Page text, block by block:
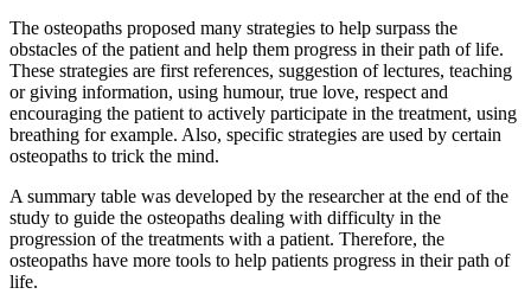
The osteopaths proposed many strategies to help surpass the
obstacles of the patient and help them progress in their path of life.
These strategies are first references, suggestion of lectures, teaching
or giving information, using humour, true love, respect and
encouraging the patient to actively participate in the treatment, using
breathing for example. Also, specific strategies are used by certain
osteopaths to trick the mind.
A summary table was developed by the researcher at the end of the
study to guide the osteopaths dealing with difficulty in the
progression of the treatments with a patient. Therefore, the
osteopaths have more tools to help patients progress in their path of
life.